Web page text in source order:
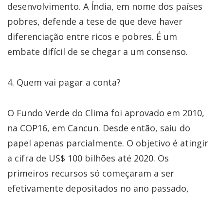
desenvolvimento. A Índia, em nome dos países
pobres, defende a tese de que deve haver
diferenciação entre ricos e pobres. É um
embate difícil de se chegar a um consenso.
4. Quem vai pagar a conta?
O Fundo Verde do Clima foi aprovado em 2010,
na COP16, em Cancun. Desde então, saiu do
papel apenas parcialmente. O objetivo é atingir
a cifra de US$ 100 bilhões até 2020. Os
primeiros recursos só começaram a ser
efetivamente depositados no ano passado,